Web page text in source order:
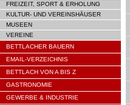
FREIZEIT, SPORT & ERHOLUNG
KULTUR- UND VEREINSHÄUSER
MUSEEN
VEREINE
BETTLACHER BAUERN
EMAIL-VERZEICHNIS
BETTLACH VON A BIS Z
GASTRONOMIE
GEWERBE & INDUSTRIE